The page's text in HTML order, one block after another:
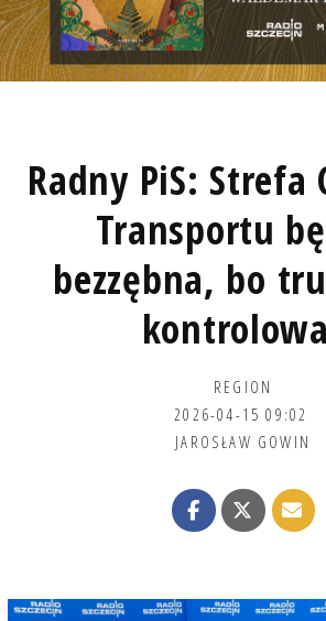
Radny PiS: Strefa
Transportu
bezzębna, bo
REGION
2026-04-15 09:02
JAROSŁAW GOWIN